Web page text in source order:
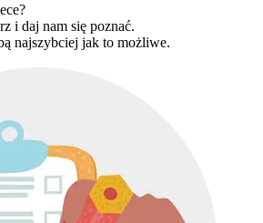
i daj nam się poznać.
najszybciej jak to możliwe.